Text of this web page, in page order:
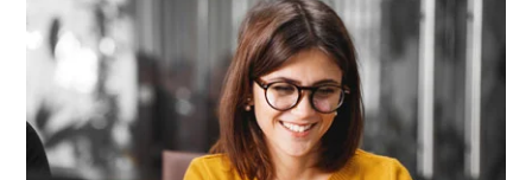
Berufliche Fortbildungszentren der Bayerischen
Wirtschaft (bfz) gGmbH | Rudolf-Diesel-Ring 11,
83607 HolzkirchenPartner
weitere Informationen